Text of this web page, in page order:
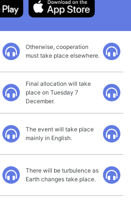
Otherwise, cooperation
must take place elsewhere.
Final allocation will take
place on Tuesday 7
December.
The event will take place
mainly in English.
There will be turbulence as
Earth changes take place.